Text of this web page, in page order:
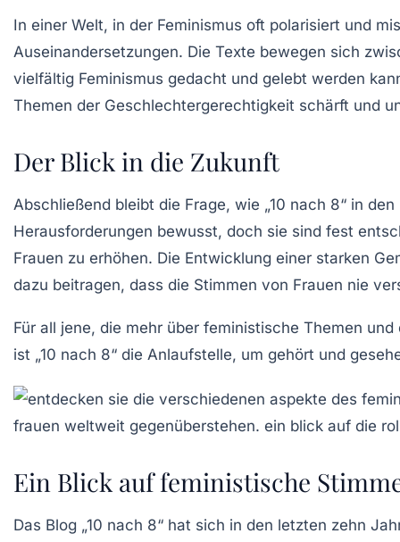
In einer Welt, in der Feminismus oft polarisiert und
Auseinandersetzungen. Die Texte bewegen sich
vielfältig Feminismus gedacht und gelebt werden
Themen der Geschlechtergerechtigkeit schärft und
Der Blick in die Zukunft
Abschließend bleibt die Frage, wie „10 nach 8“ in
Herausforderungen bewusst, doch sie sind fest
Frauen zu erhöhen. Die Entwicklung einer starken
dazu beitragen, dass die Stimmen von Frauen nie
Für all jene, die mehr über feministische Themen
ist „10 nach 8“ die Anlaufstelle, um gehört und
Ein Blick auf feministische
Das Blog „10 nach 8“ hat sich in den letzten zehn